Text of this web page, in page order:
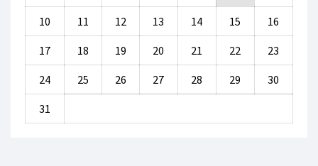
10 11 12 13 14 15 16
17 18 19 20 21 22 23
24 25 26 27 28 29 30
31